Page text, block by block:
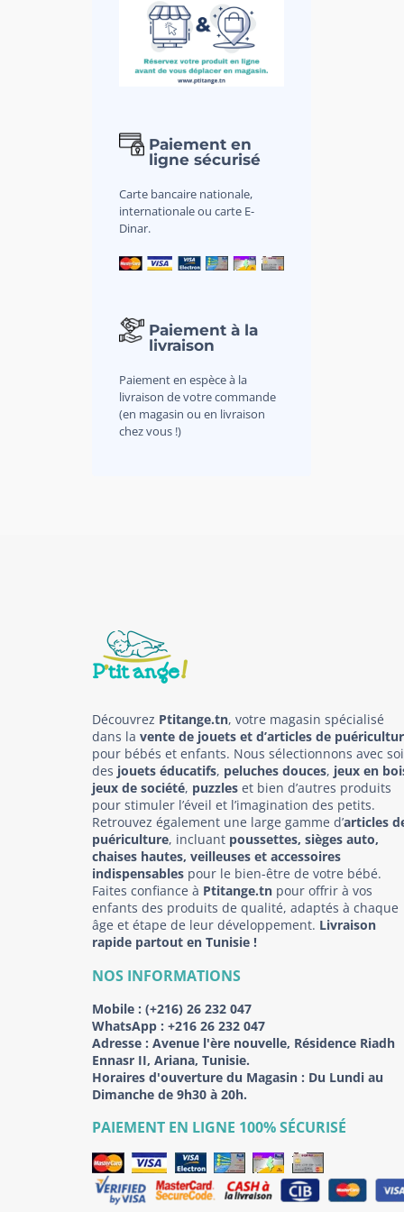
Paiement en
ligne sécurisé
Carte bancaire nationale,
internationale ou carte E-
Dinar.
Paiement à la
livraison
Paiement en espèce à la
livraison de votre commande
(en magasin ou en livraison
chez vous !)
Découvrez Ptitange.tn, votre magasin spécialisé
dans la vente de jouets et d’articles de
pour bébés et enfants. Nous sélectionnons avec
des jouets éducatifs, peluches douces, jeux en
jeux de société, puzzles et bien d’autres produits
pour stimuler l’éveil et l’imagination des petits.
Retrouvez également une large gamme d’articles
puériculture, incluant poussettes, sièges auto,
chaises hautes, veilleuses et accessoires
indispensables pour le bien-être de votre bébé.
Faites confiance à Ptitange.tn pour offrir à vos
enfants des produits de qualité, adaptés à chaque
âge et étape de leur développement. Livraison
rapide partout en Tunisie !
NOS INFORMATIONS
Mobile : (+216) 26 232 047
WhatsApp : +216 26 232 047
Adresse : Avenue l'ère nouvelle, Résidence Riadh
Ennasr II, Ariana, Tunisie.
Horaires d'ouverture du Magasin : Du Lundi au
Dimanche de 9h30 à 20h.
PAIEMENT EN LIGNE 100% SÉCURISÉ